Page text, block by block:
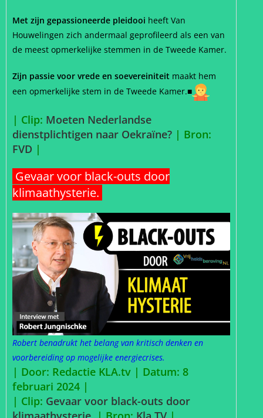
Met zijn gepassioneerde pleidooi heeft Van
Houwelingen zich andermaal geprofileerd als een van
de meest opmerkelijke stemmen in de Tweede Kamer.
Zijn passie voor vrede en soevereiniteit maakt hem
een opmerkelijke stem in de Tweede Kamer.■
| Clip: Moeten Nederlandse
dienstplichtigen naar Oekraïne? | Bron:
FVD |
Gevaar voor black-outs door
klimaathysterie.
Robert benadrukt het belang van kritisch denken en
voorbereiding op mogelijke energiecrises.
| Door: Redactie KLA.tv | Datum: 8
februari 2024 |
| Clip: Gevaar voor black-outs door